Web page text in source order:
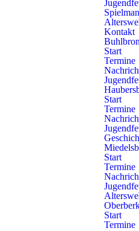
Kontakt
Start
Termine
Start
Termine
Start
Termine
Start
Termine
Abteilung Weiler
Termine – Weiler
Kalender
Kalender
September 2026